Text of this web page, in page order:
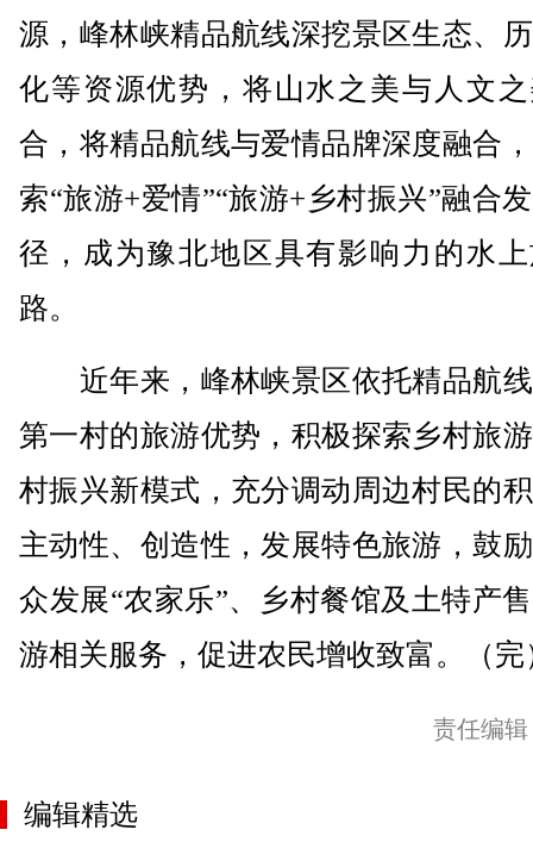
源，峰林峡精品航线深挖景区生态、
化等资源优势，将山水之美与人文
合，将精品航线与爱情品牌深度融合
索“旅游+爱情”“旅游+乡村振兴”融合
径，成为豫北地区具有影响力的水
路。
近年来，峰林峡景区依托精品航
第一村的旅游优势，积极探索乡村旅
村振兴新模式，充分调动周边村民的
主动性、创造性，发展特色旅游，鼓
众发展“农家乐”、乡村餐馆及土特产
游相关服务，促进农民增收致富。（完
责任编
编辑精选